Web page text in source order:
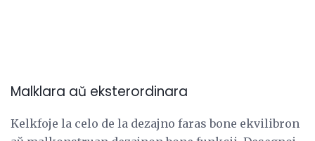
Malklara aŭ eksterordinara
Kelkfoje la celo de la dezajno faras bone ekvilibron